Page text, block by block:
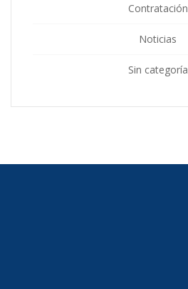
Contratación
Noticias
Sin categoría